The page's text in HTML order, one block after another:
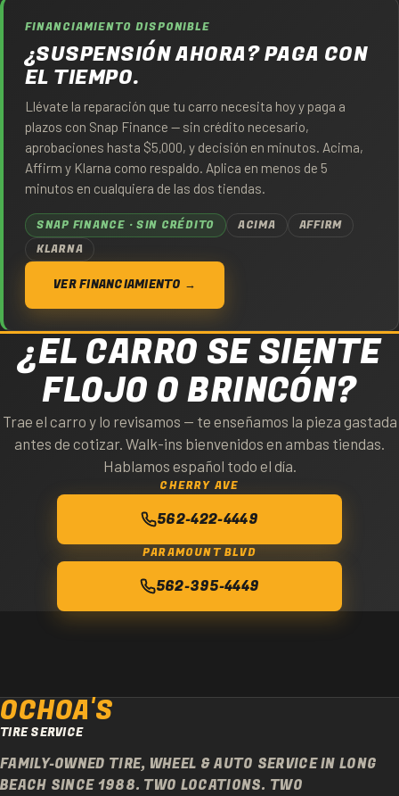
FINANCIAMIENTO DISPONIBLE
¿SUSPENSIÓN AHORA? PAGA CON
EL TIEMPO.
Llévate la reparación que tu carro necesita hoy y paga a
plazos con Snap Finance — sin crédito necesario,
aprobaciones hasta $5,000, y decisión en minutos. Acima,
Affirm y Klarna como respaldo. Aplica en menos de 5
minutos en cualquiera de las dos tiendas.
SNAP FINANCE · SIN CRÉDITO ACIMA
AFFIRM
KLARNA
VER FINANCIAMIENTO →
¿EL CARRO SE SIENTE
FLOJO O BRINCÓN?
Trae el carro y lo revisamos — te enseñamos la pieza gastada
antes de cotizar. Walk-ins bienvenidos en ambas tiendas.
Hablamos español todo el día.
CHERRY AVE
562-422-4449
PARAMOUNT BLVD
562-395-4449
OCHOA'S
TIRE SERVICE
FAMILY-OWNED TIRE, WHEEL & AUTO SERVICE IN LONG
BEACH SINCE 1988. TWO LOCATIONS. TWO